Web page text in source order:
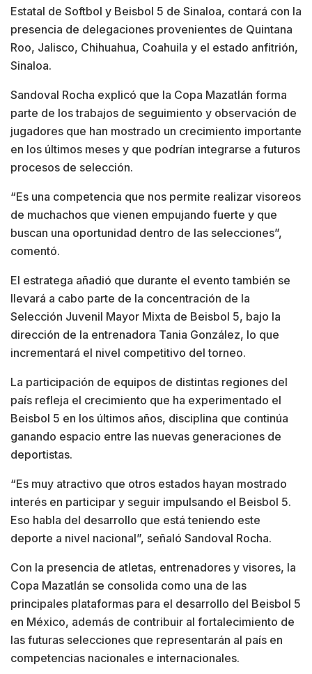
Estatal de Softbol y Beisbol 5 de Sinaloa, contará con la
presencia de delegaciones provenientes de Quintana
Roo, Jalisco, Chihuahua, Coahuila y el estado anfitrión,
Sinaloa.
Sandoval Rocha explicó que la Copa Mazatlán forma
parte de los trabajos de seguimiento y observación de
jugadores que han mostrado un crecimiento importante
en los últimos meses y que podrían integrarse a futuros
procesos de selección.
“Es una competencia que nos permite realizar visoreos
de muchachos que vienen empujando fuerte y que
buscan una oportunidad dentro de las selecciones”,
comentó.
El estratega añadió que durante el evento también se
llevará a cabo parte de la concentración de la
Selección Juvenil Mayor Mixta de Beisbol 5, bajo la
dirección de la entrenadora Tania González, lo que
incrementará el nivel competitivo del torneo.
La participación de equipos de distintas regiones del
país refleja el crecimiento que ha experimentado el
Beisbol 5 en los últimos años, disciplina que continúa
ganando espacio entre las nuevas generaciones de
deportistas.
“Es muy atractivo que otros estados hayan mostrado
interés en participar y seguir impulsando el Beisbol 5.
Eso habla del desarrollo que está teniendo este
deporte a nivel nacional”, señaló Sandoval Rocha.
Con la presencia de atletas, entrenadores y visores, la
Copa Mazatlán se consolida como una de las
principales plataformas para el desarrollo del Beisbol 5
en México, además de contribuir al fortalecimiento de
las futuras selecciones que representarán al país en
competencias nacionales e internacionales.